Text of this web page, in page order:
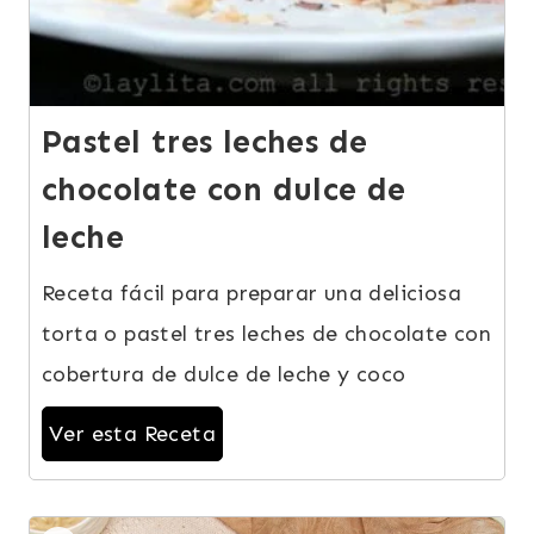
Pastel tres leches de
chocolate con dulce de
leche
Receta fácil para preparar una deliciosa
torta o pastel tres leches de chocolate con
cobertura de dulce de leche y coco
Ver esta Receta